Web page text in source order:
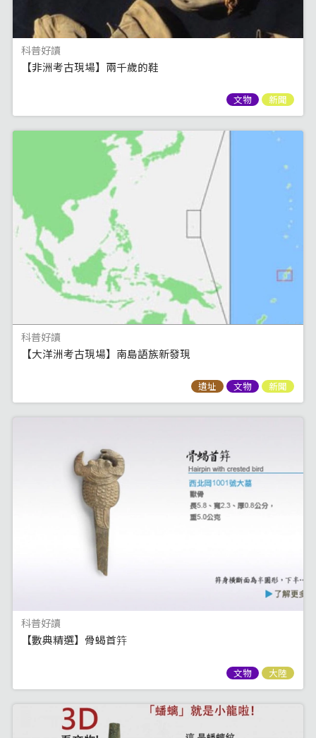
科普好讀
【非洲考古現場】兩千歲的鞋
文物 新聞
科普好讀
【大洋洲考古現場】南島語族新發現
遺址 文物 新聞
科普好讀
【數典精選】骨蝎首筓
文物 大陸